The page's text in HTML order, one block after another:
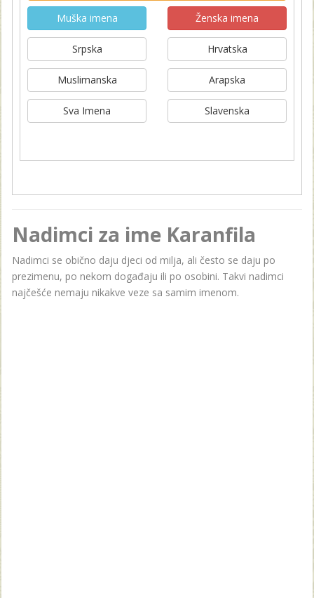
Muška imena Ženska imena
Srpska Hrvatska
Muslimanska Arapska
Sva Imena Slavenska
Nadimci za ime Karanfila
Nadimci se obično daju djeci od milja, ali često se daju po
prezimenu, po nekom događaju ili po osobini. Takvi nadimci
najčešće nemaju nikakve veze sa samim imenom.